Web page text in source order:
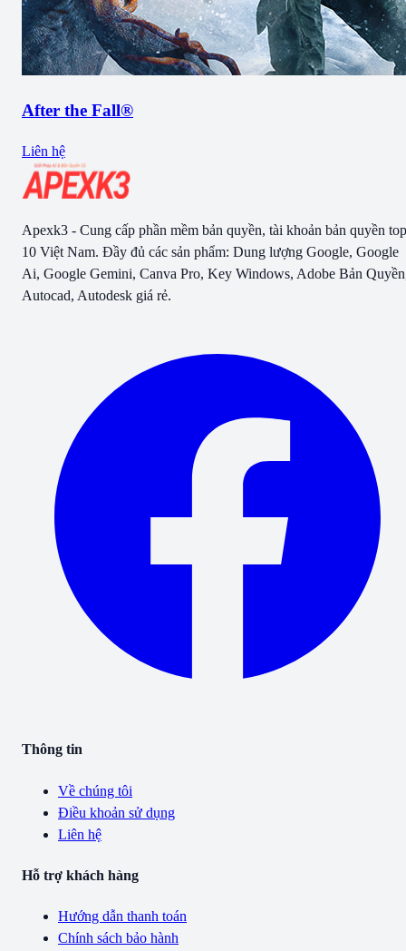
After the Fall®
Liên hệ
Apexk3 - Cung cấp phần mềm bản quyền, tài khoản bản quyền top
10 Việt Nam. Đầy đủ các sản phẩm: Dung lượng Google, Google
Ai, Google Gemini, Canva Pro, Key Windows, Adobe Bản
Autocad, Autodesk giá rẻ.
Thông tin
Về chúng tôi
Điều khoản sử dụng
Liên hệ
Hỗ trợ khách hàng
Hướng dẫn thanh toán
Chính sách bảo hành